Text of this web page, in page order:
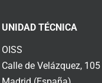
UNIDAD TÉCNICA
OISS
Calle de Velázquez, 105